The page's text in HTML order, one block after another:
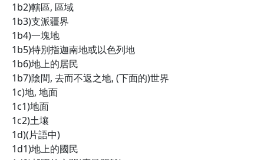
1b2)轄區, 區域
1b3)支派疆界
1b4)一塊地
1b5)特別指迦南地或以色列地
1b6)地上的居民
1b7)陰間, 去而不返之地, (下面的)世界
1c)地, 地面
1c1)地面
1c2)土壤
1d)(片語中)
1d1)地上的國民